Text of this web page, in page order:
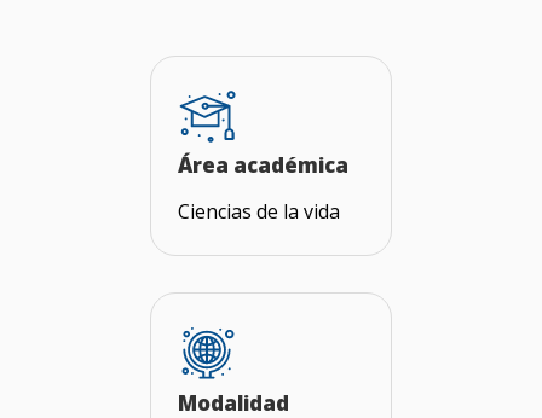
Área académica
Ciencias de la vida
Modalidad